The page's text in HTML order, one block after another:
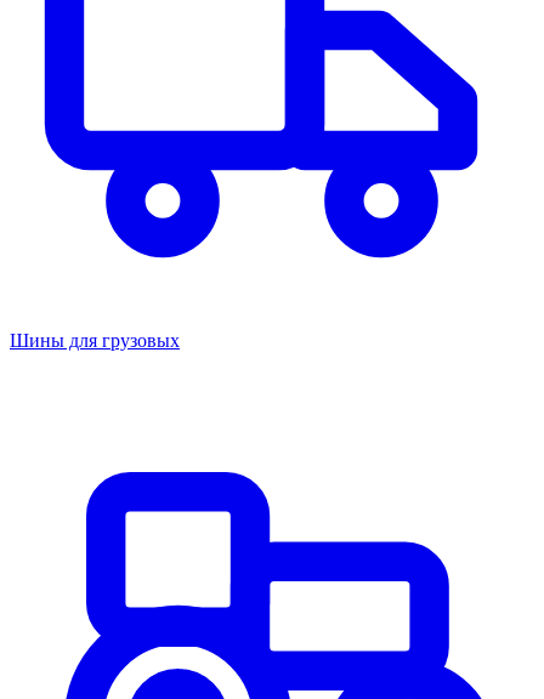
Шины для грузовых